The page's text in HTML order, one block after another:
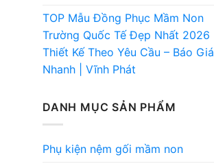
TOP Mẫu Đồng Phục Mầm Non
Trường Quốc Tế Đẹp Nhất 2026 |
Thiết Kế Theo Yêu Cầu – Báo Giá
Nhanh | Vĩnh Phát
DANH MỤC SẢN PHẨM
Phụ kiện nệm gối mầm non